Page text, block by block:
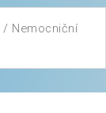
/ Nemocniční